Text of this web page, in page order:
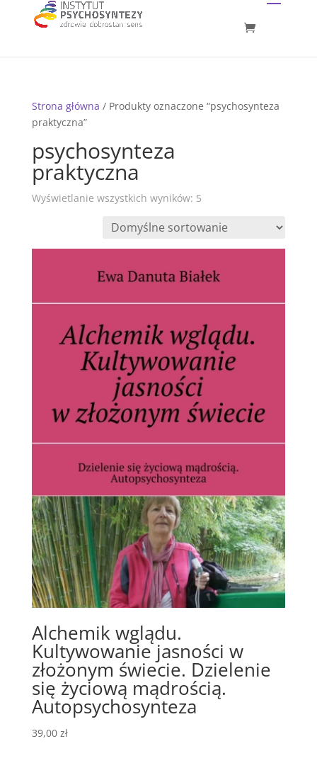
Strona główna / Produkty oznaczone “psychosynteza
praktyczna”
psychosynteza
praktyczna
Wyświetlanie wszystkich wyników: 5
Alchemik wglądu.
Kultywowanie jasności w
złożonym świecie. Dzielenie
się życiową mądrością.
Autopsychosynteza
39,00 zł